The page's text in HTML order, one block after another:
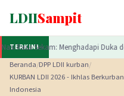
LDIISampit
LDIISampit
TERKINI
Luncurkan Tema HUT ke-81 RI:
Beranda/DPP LDII kurban/
KURBAN LDII 2026 - Ikhlas
Indonesia